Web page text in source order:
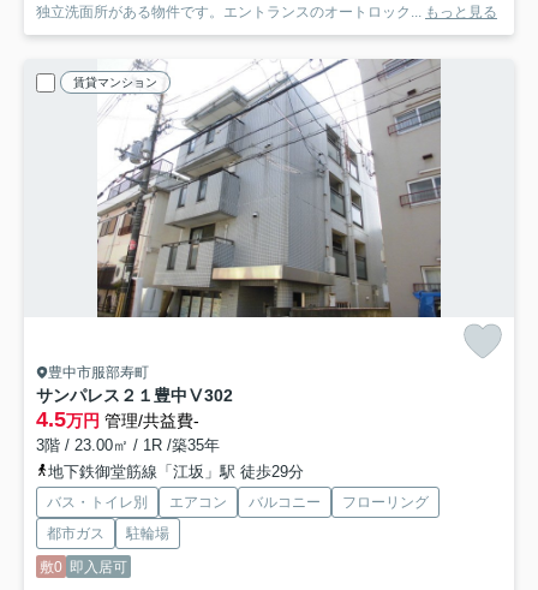
独立洗面所がある物件です。エントランスのオートロック...
もっと見る
賃貸マンション
豊中市服部寿町
サンパレス２１豊中Ⅴ302
4.5万円 管理/共益費-
3階 / 23.00㎡ / 1R /築35年
地下鉄御堂筋線「江坂」駅 徒歩29分
バス・トイレ別 エアコン バルコニー
フローリング
都市ガス
駐輪場
敷0 即入居可